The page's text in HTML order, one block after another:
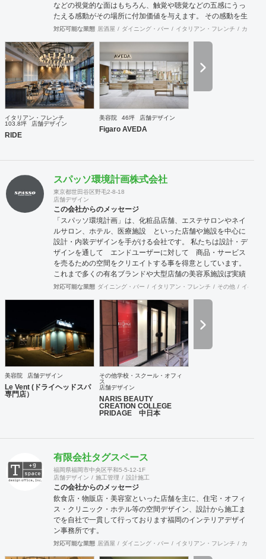
などの視覚的な面はもちろん、触覚や聴覚などの五感にうっ
たえる感動がその場所に付加価値を与えます。 その感動を生
み出し、他には無い価値を持った空間や物へと変化させる事
の元に、クライアントとの対話を重ねる事でプロジェクトの
根幹を定め、システムやレイアウトの面から構想を練り、環
境や条件、コストに合わせて具現化します。 飲食業をはじめ
とした多様なジャンルの商業デザインを手掛けている強みを
活かし、美しいだけでは無い心躍るデザインと従来の形態に
囚われない個性を持った提案をさせて頂きます。
対応可能な業態 居酒屋 ダイニング・バー イタリアン・フレンチ カフェ
イタリアン・フレンチ
103.8坪
店舗デザイン
RIDE
美容院 46坪 店舗デザイン
Figaro AVEDA
スパッソ環境計画株式会社
東京都世田谷区野毛2-8-18
店舗デザイン
この会社からのメッセージ
「スパッソ環境計画」は、化粧品店舗、エステサロンやネイ
ルサロン、ホテル、医療施設 といった店舗や施設を中心に
設計・内装デザインを手がける会社です。 私たちは設計・デ
ザインを通して エンドユーザーに対して 商品・サービス
を売るための空間をクリエイトする事を得意としています。
これまで多くの有名ブランドや大型店舗の美容系施設ぼ実績
を経験を活かして、女性の気持ちを動かせる空間創りが可能
だいてまいりました。 私たちには、店舗設計・店舗デザイン
をご提供して20年以上の歴史があります。 少数精鋭のチー
ムですのでフットワークが軽いうえ、デザイナーはそれぞれ
経験豊富です。 女性の購買心理など女性のマーケティング理
論に基づいた店舗 設計には定評があり、日本だけでなく中国
をはじめとする海外店舗でも大きな反響を実現してきまし
ナーのコラボレーションにより 感性を生かした上で計算さ
れた空間。集客や売り上げにつなげていきます。 設計施工ご
希望のお客様には 施工会社とのコラボレーションにて対応
が可能でございます。どうぞご相談ください。
対応可能な業態 ダイニング・バー イタリアン・フレンチ その他 イベン
美容院 店舗デザイン
Le Vent (ドライヘッドスパ
専門店）
その他学校・スクール・オフィ
ス
店舗デザイン
NARIS BEAUTY
CREATION COLLEGE
PRIDAGE 中日本
有限会社タグスペース
福岡県福岡市中央区平和5-5-12-1F
店舗デザイン
施工管理 設計施工
この会社からのメッセージ
飲食店・物販店・美容室といった店舗を主に、住宅・オフィ
ス・クリニック・ホテル等の空間デザイン、設計から施工ま
でを自社で一貫して行っております福岡のインテリアデザイ
ン事務所です。
対応可能な業態 居酒屋 ダイニング・バー イタリアン・フレンチ カフェ